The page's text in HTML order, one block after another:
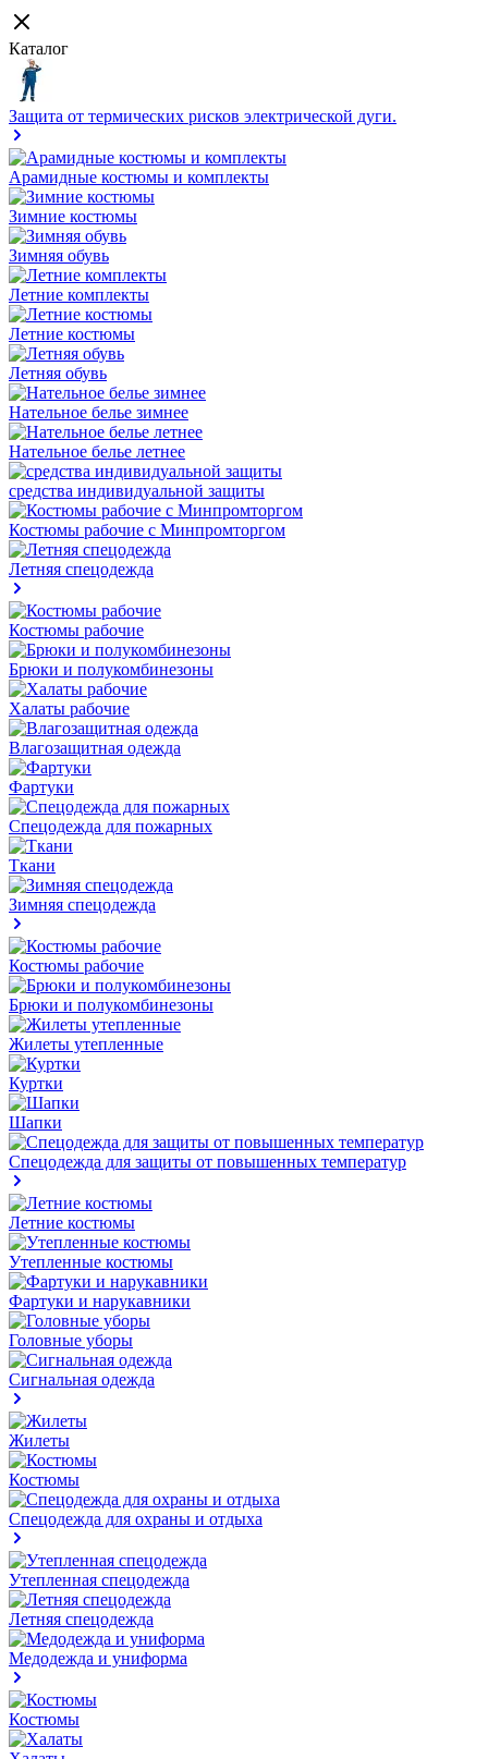
Каталог
Защита от термических рисков электрической дуги.
Арамидные костюмы и комплекты
Зимние костюмы
Зимняя обувь
Летние комплекты
Летние костюмы
Летняя обувь
Нательное белье зимнее
Нательное белье летнее
средства индивидуальной защиты
Костюмы рабочие с Минпромторгом
Летняя спецодежда
Костюмы рабочие
Брюки и полукомбинезоны
Халаты рабочие
Влагозащитная одежда
Фартуки
Спецодежда для пожарных
Ткани
Зимняя спецодежда
Костюмы рабочие
Брюки и полукомбинезоны
Жилеты утепленные
Куртки
Шапки
Спецодежда для защиты от повышенных температур
Летние костюмы
Утепленные костюмы
Фартуки и нарукавники
Головные уборы
Сигнальная одежда
Жилеты
Костюмы
Спецодежда для охраны и отдыха
Утепленная спецодежда
Летняя спецодежда
Медодежда и униформа
Костюмы